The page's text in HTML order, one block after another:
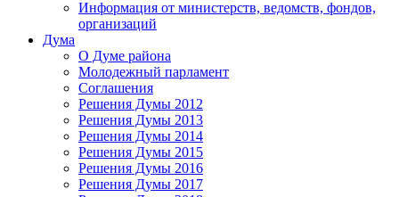
Информация от министерств, ведомств, фондов,
организаций
Дума
О Думе района
Молодежный парламент
Соглашения
Решения Думы 2012
Решения Думы 2013
Решения Думы 2014
Решения Думы 2015
Решения Думы 2016
Решения Думы 2017